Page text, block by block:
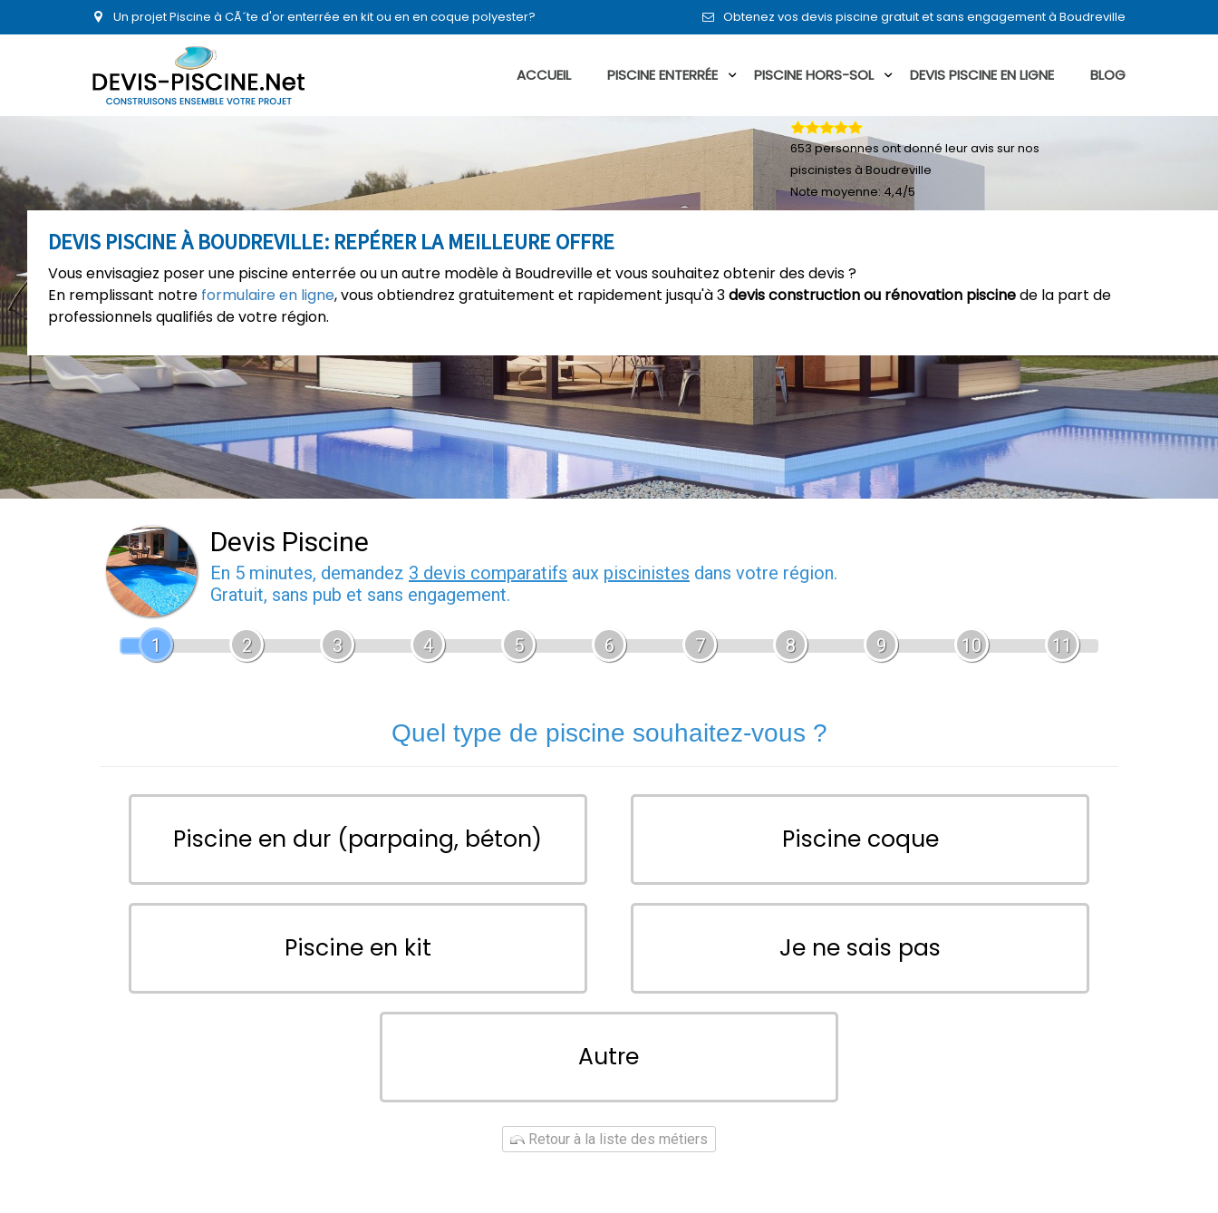
Un projet Piscine à CÃ´te d'or enterrée en kit ou en en coque polyester? Obtenez vos devis piscine gratuit et sans engagement à Boudreville
ACCUEIL PISCINE ENTERRÉE PISCINE HORS-SOL DEVIS PISCINE EN LIGNE BLOG
DEVIS PISCINE À BOUDREVILLE: REPÉRER LA MEILLEURE OFFRE
Vous envisagiez poser une piscine enterrée ou un autre modèle à Boudreville et vous souhaitez obtenir des devis ?
En remplissant notre formulaire en ligne, vous obtiendrez gratuitement et rapidement jusqu'à 3devis construction ou rénovation piscinede la part de
professionnels qualifiés de votre région.
653personnes ont donné leuravis sur nos
piscinistes à Boudreville
Note moyenne:4,4/5
Devis Piscine
En 5 minutes, demandez 3 devis comparatifs aux piscinistes dans votre région.
Gratuit, sans pub et sans engagement.
1 2 3 4 5 6 7 8 9 10 11
Quel type de piscine souhaitez-vous ?
Piscine en dur (parpaing, béton) Piscine coque
Piscine en kit Je ne sais pas
Autre
Retour à la liste des métiers